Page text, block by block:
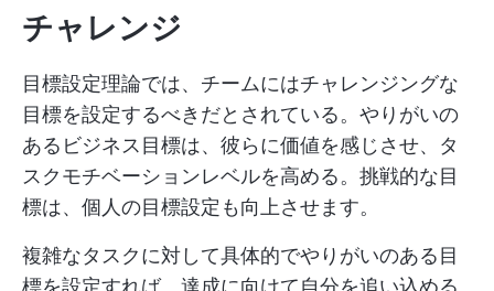
チャレンジ
目標設定理論では、チームにはチャレンジングな
目標を設定するべきだとされている。やりがいの
あるビジネス目標は、彼らに価値を感じさせ、タ
スクモチベーションレベルを高める。挑戦的な目
標は、個人の目標設定も向上させます。
複雑なタスクに対して具体的でやりがいのある目
標を設定すれば、達成に向けて自分を追い込める